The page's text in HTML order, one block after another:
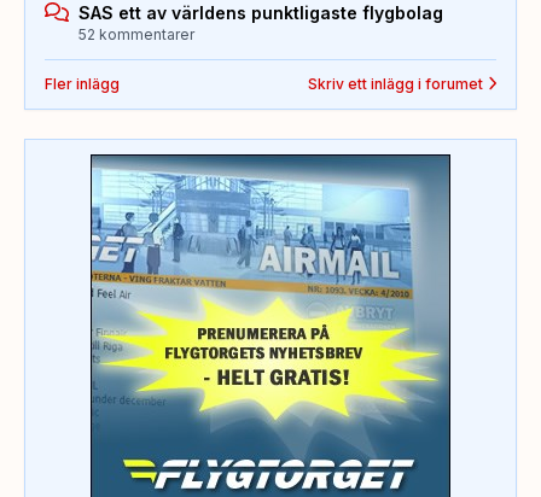
SAS ett av världens punktligaste flygbolag
52 kommentarer
Fler inlägg Skriv ett inlägg i forumet